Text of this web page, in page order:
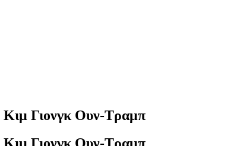
Κιμ Γιονγκ Ουν-Τραμπ